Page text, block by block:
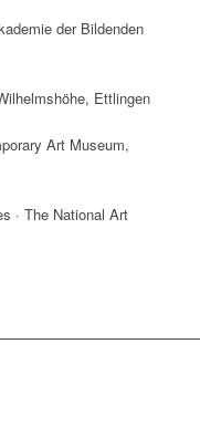
der Bildenden
Ettlingen
Art Museum,
· The National Art